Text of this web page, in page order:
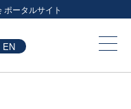
ータルサイト
EN